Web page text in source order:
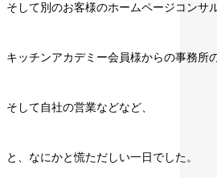
そして別のお客様のホームページコンサル
キッチンアカデミー会員様からの事務所
そして自社の営業などなど、
と、なにかと慌ただしい一日でした。